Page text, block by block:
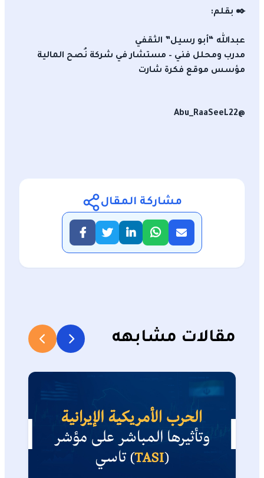
✒️ بقلم:
عبدالله “أبو رسيل” الثقفي
مدرب ومحلل فني – مستشار في شركة نُصح المالية
مؤسس موقع فكرة شارت
@Abu_RaaSeeL22
مشاركة المقال
مقالات مشابهه